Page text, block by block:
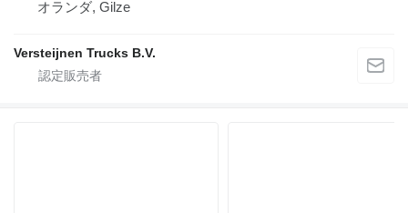
オランダ, Gilze
Versteijnen Trucks B.V.